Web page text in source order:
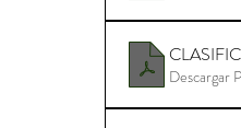
Descargar